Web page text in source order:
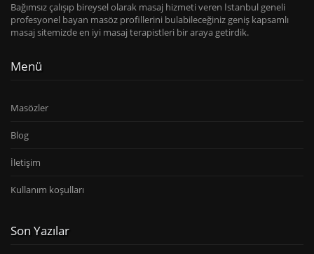
Bağımsız çalışıp bireysel olarak masaj hizmeti veren İstanbul geneli
profesyonel bayan masöz profillerini bulabileceğiniz geniş kapsamlı
masaj sitemizde en iyi masaj terapistleri bir araya getirdik.
Menü
Masözler
Blog
İletişim
Kullanım koşulları
Son Yazılar